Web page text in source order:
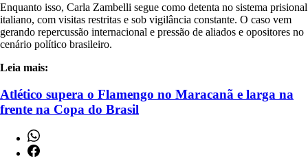
Enquanto isso, Carla Zambelli segue como detenta no sistema prisional
italiano, com visitas restritas e sob vigilância constante. O caso vem
gerando repercussão internacional e pressão de aliados e opositores no
cenário político brasileiro.
Leia mais:
Atlético supera o Flamengo no Maracanã e larga na
frente na Copa do Brasil